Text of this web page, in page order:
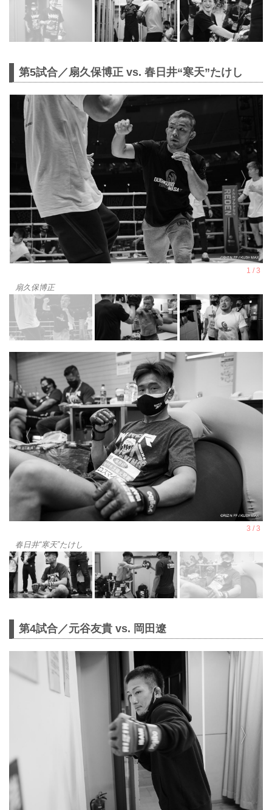
第5試合／扇久保博正 vs. 春日井“寒天”たけし
扇久保博正
春日井“寒天”たけし
第4試合／元谷友貴 vs. 岡田遼